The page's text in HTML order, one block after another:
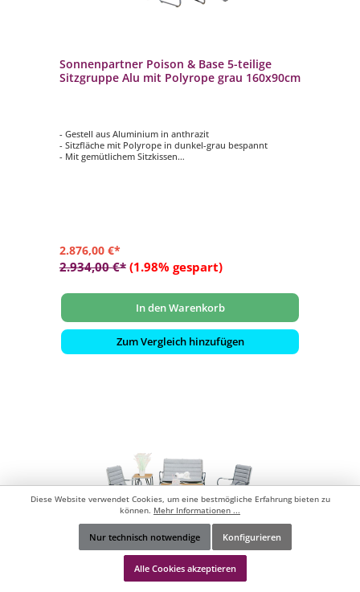
Sonnenpartner Poison & Base 5-teilige
Sitzgruppe Alu mit Polyrope grau 160x90cm
- Gestell aus Aluminium in anthrazit
- Sitzfläche mit Polyrope in dunkel-grau bespannt
- Mit gemütlichem Sitzkissen
2.876,00 €*
2.934,00 €* (1.98% gespart)
In den Warenkorb
Zum Vergleich hinzufügen
Sonnenpartner Charité 5-teilige Lounge-
Werkzeugleiste anzeigen
Diese Website verwendet Cookies, um eine bestmögliche Erfahrung bieten zu
können. Mehr Informationen ...
Nur technisch notwendige Konfigurieren
Alle Cookies akzeptieren